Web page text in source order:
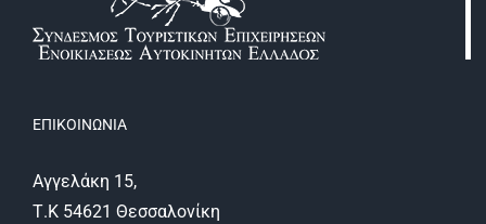
ΕΠΙΚΟΙΝΩΝΙΑ
Αγγελάκη 15,
Τ.Κ 54621 Θεσσαλονίκη